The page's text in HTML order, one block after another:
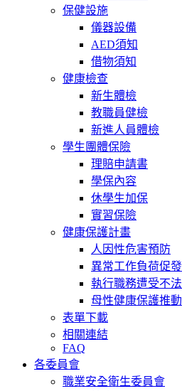
保健設施
儀器設備
AED須知
借物須知
健康檢查
新生體檢
教職員健檢
新進人員體檢
學生團體保險
理賠申請書
學保內容
休學生加保
實習保險
健康保護計畫
人因性危害預防
異常工作負荷促
執行職務遭受不
母性健康保護推動
表單下載
相關連結
FAQ
各委員會
職業安全衛生委員會